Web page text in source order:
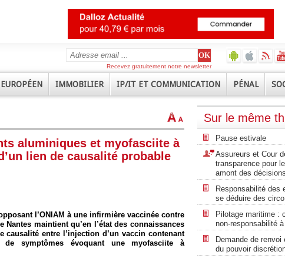
Recevez gratuitement notre newsletter
EUROPÉEN IMMOBILIER IP/IT ET COMMUNICATION PÉNAL
aluminiques et myofasciite à
lien de causalité probable
l’ONIAM à une infirmière vaccinée contre
Nantes maintient qu’en l’état des connaissances
entre l’injection d’un vaccin contenant
symptômes évoquant une myofasciite à
Sur le même
Pause estivale
Assureurs et Cour
transparence pour
amont des
Responsabilité des
se déduire des
Pilotage maritime :
non-responsabilité
Demande de
du pouvoir